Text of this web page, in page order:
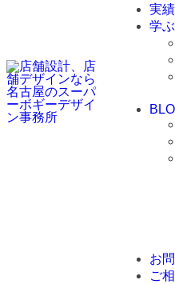
実
学ぶ
お
ご